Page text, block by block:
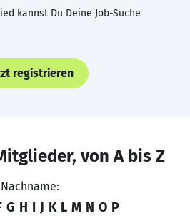
kannst Du Deine Job-Suche
registrieren
von A bis Z
Nachname:
G H I J K L M N O P